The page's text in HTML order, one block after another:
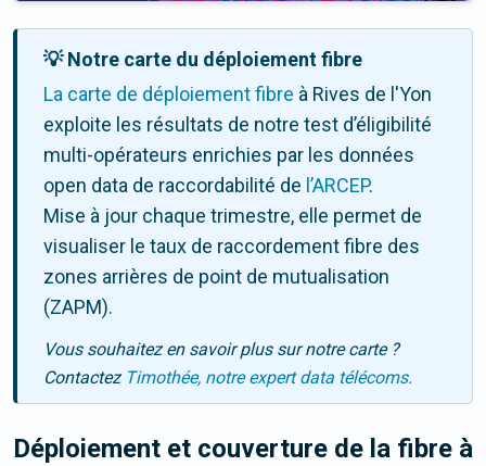
💡 Notre carte du déploiement fibre
La carte de déploiement fibre à Rives de l'Yon
exploite les résultats de notre test d’éligibilité
multi-opérateurs enrichies par les données
open data de raccordabilité de l’ARCEP.
Mise à jour chaque trimestre, elle permet de
visualiser le taux de raccordement fibre des
zones arrières de point de mutualisation
(ZAPM).
Vous souhaitez en savoir plus sur notre carte ?
Contactez Timothée, notre expert data télécoms.
Déploiement et couverture de la fibre à